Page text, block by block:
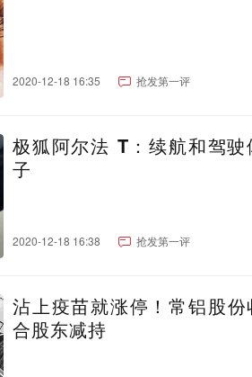
2020-12-18 16:35 抢发第一评
极狐阿尔法 T：续航和驾
子
2020-12-18 16:38 抢发第一评
沾上疫苗就涨停！常铝股
合股东减持